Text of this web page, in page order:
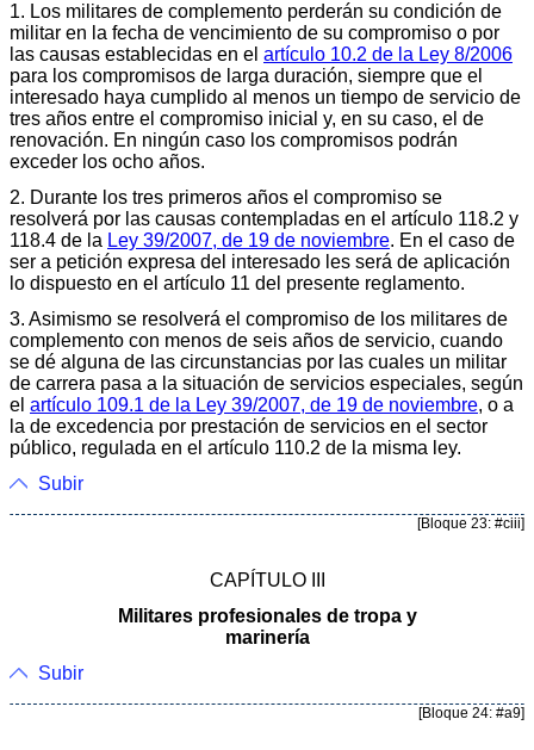
1. Los militares de complemento perderán su condición de
militar en la fecha de vencimiento de su compromiso o por
las causas establecidas en el artículo 10.2 de la Ley 8/2006
para los compromisos de larga duración, siempre que el
interesado haya cumplido al menos un tiempo de servicio de
tres años entre el compromiso inicial y, en su caso, el de
renovación. En ningún caso los compromisos podrán
exceder los ocho años.
2. Durante los tres primeros años el compromiso se
resolverá por las causas contempladas en el artículo 118.2 y
118.4 de la Ley 39/2007, de 19 de noviembre. En el caso de
ser a petición expresa del interesado les será de aplicación
lo dispuesto en el artículo 11 del presente reglamento.
3. Asimismo se resolverá el compromiso de los militares de
complemento con menos de seis años de servicio, cuando
se dé alguna de las circunstancias por las cuales un militar
de carrera pasa a la situación de servicios especiales, según
el artículo 109.1 de la Ley 39/2007, de 19 de noviembre, o a
la de excedencia por prestación de servicios en el sector
público, regulada en el artículo 110.2 de la misma ley.
Subir
[Bloque 23: #ciii]
CAPÍTULO III
Militares profesionales de tropa y
marinería
Subir
[Bloque 24: #a9]